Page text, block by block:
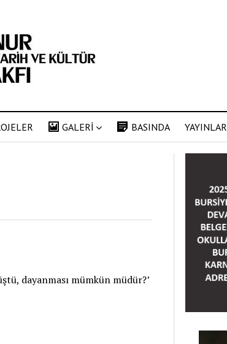
GALERİ BASINDA YAYINLAR
dayanması mümkün müdür?’